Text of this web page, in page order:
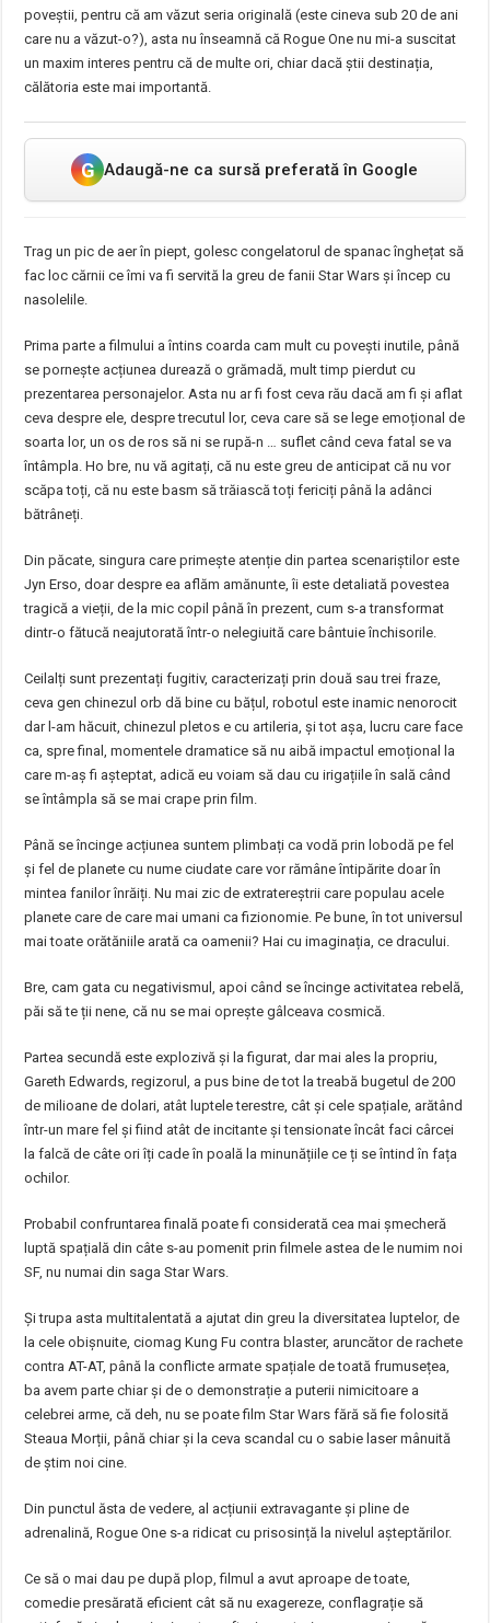
poveștii, pentru că am văzut seria originală (este cineva sub 20 de ani
care nu a văzut-o?), asta nu înseamnă că Rogue One nu mi-a suscitat
un maxim interes pentru că de multe ori, chiar dacă știi destinația,
călătoria este mai importantă.
G Adaugă-ne ca sursă preferată în Google
Trag un pic de aer în piept, golesc congelatorul de spanac înghețat să
fac loc cărnii ce îmi va fi servită la greu de fanii Star Wars și încep cu
nasolelile.
Prima parte a filmului a întins coarda cam mult cu povești inutile, până
se pornește acțiunea durează o grămadă, mult timp pierdut cu
prezentarea personajelor. Asta nu ar fi fost ceva rău dacă am fi și aflat
ceva despre ele, despre trecutul lor, ceva care să se lege emoțional de
soarta lor, un os de ros să ni se rupă-n … suflet când ceva fatal se va
întâmpla. Ho bre, nu vă agitați, că nu este greu de anticipat că nu vor
scăpa toți, că nu este basm să trăiască toți fericiți până la adânci
bătrâneți.
Din păcate, singura care primește atenție din partea scenariștilor este
Jyn Erso, doar despre ea aflăm amănunte, îi este detaliată povestea
tragică a vieții, de la mic copil până în prezent, cum s-a transformat
dintr-o fătucă neajutorată într-o nelegiuită care bântuie închisorile.
Ceilalți sunt prezentați fugitiv, caracterizați prin două sau trei fraze,
ceva gen chinezul orb dă bine cu bățul, robotul este inamic nenorocit
dar l-am hăcuit, chinezul pletos e cu artileria, și tot așa, lucru care face
ca, spre final, momentele dramatice să nu aibă impactul emoțional la
care m-aș fi așteptat, adică eu voiam să dau cu irigațiile în sală când
se întâmpla să se mai crape prin film.
Până se încinge acțiunea suntem plimbați ca vodă prin lobodă pe fel
și fel de planete cu nume ciudate care vor rămâne întipărite doar în
mintea fanilor înrăiți. Nu mai zic de extratereștrii care populau acele
planete care de care mai umani ca fizionomie. Pe bune, în tot universul
mai toate orătăniile arată ca oamenii? Hai cu imaginația, ce dracului.
Bre, cam gata cu negativismul, apoi când se încinge activitatea rebelă,
păi să te ții nene, că nu se mai oprește gâlceava cosmică.
Partea secundă este explozivă și la figurat, dar mai ales la propriu,
Gareth Edwards, regizorul, a pus bine de tot la treabă bugetul de 200
de milioane de dolari, atât luptele terestre, cât și cele spațiale, arătând
într-un mare fel și fiind atât de incitante și tensionate încât faci cârcei
la falcă de câte ori îți cade în poală la minunățiile ce ți se întind în fața
ochilor.
Probabil confruntarea finală poate fi considerată cea mai șmecheră
luptă spațială din câte s-au pomenit prin filmele astea de le numim noi
SF, nu numai din saga Star Wars.
Și trupa asta multitalentată a ajutat din greu la diversitatea luptelor, de
la cele obișnuite, ciomag Kung Fu contra blaster, aruncător de rachete
contra AT-AT, până la conflicte armate spațiale de toată frumusețea,
ba avem parte chiar și de o demonstrație a puterii nimicitoare a
celebrei arme, că deh, nu se poate film Star Wars fără să fie folosită
Steaua Morții, până chiar și la ceva scandal cu o sabie laser mânuită
de știm noi cine.
Din punctul ăsta de vedere, al acțiunii extravagante și pline de
adrenalină, Rogue One s-a ridicat cu prisosință la nivelul așteptărilor.
Ce să o mai dau pe după plop, filmul a avut aproape de toate,
comedie presărată eficient cât să nu exagereze, conflagrație să